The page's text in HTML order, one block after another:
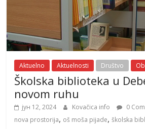
Aktuelno Aktuelnosti Društvo
Školska biblioteka u
novom ruhu
јун 12, 2024 Kovačica info 0
nova prostorija, oš moša pijade,školska